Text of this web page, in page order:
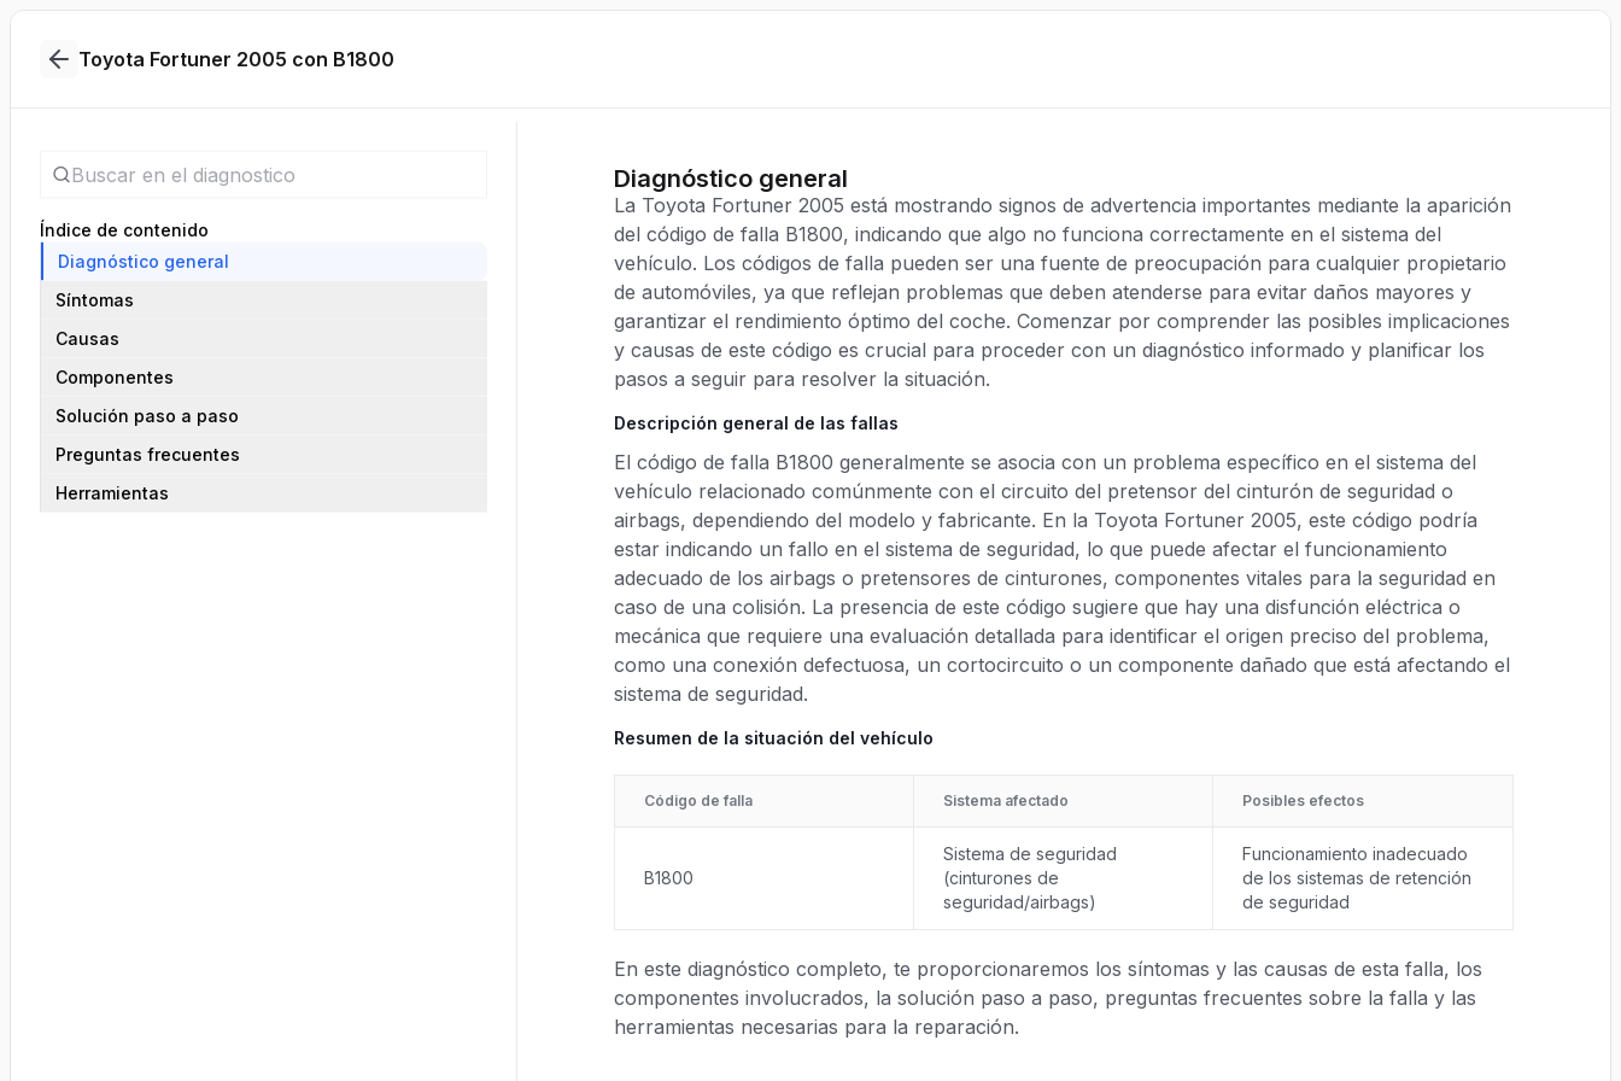
Toyota Fortuner 2005 con B1800
Índice de contenido
Diagnóstico general
Síntomas
Causas
Componentes
Solución paso a paso
Preguntas frecuentes
Herramientas
Diagnóstico general
La Toyota Fortuner 2005 está mostrando signos de advertencia importantes mediante la aparición
del código de falla B1800, indicando que algo no funciona correctamente en el sistema del
vehículo. Los códigos de falla pueden ser una fuente de preocupación para cualquier propietario
de automóviles, ya que reflejan problemas que deben atenderse para evitar daños mayores y
garantizar el rendimiento óptimo del coche. Comenzar por comprender las posibles implicaciones
y causas de este código es crucial para proceder con un diagnóstico informado y planificar los
pasos a seguir para resolver la situación.
Descripción general de las fallas
El código de falla B1800 generalmente se asocia con un problema específico en el sistema del
vehículo relacionado comúnmente con el circuito del pretensor del cinturón de seguridad o
airbags, dependiendo del modelo y fabricante. En la Toyota Fortuner 2005, este código podría
estar indicando un fallo en el sistema de seguridad, lo que puede afectar el funcionamiento
adecuado de los airbags o pretensores de cinturones, componentes vitales para la seguridad en
caso de una colisión. La presencia de este código sugiere que hay una disfunción eléctrica o
mecánica que requiere una evaluación detallada para identificar el origen preciso del problema,
como una conexión defectuosa, un cortocircuito o un componente dañado que está afectando el
sistema de seguridad.
Resumen de la situación del vehículo
Código de falla Sistema afectado Posibles efectos
B1800
Sistema de seguridad
(cinturones de
seguridad/airbags)
Funcionamiento inadecuado
de los sistemas de retención
de seguridad
En este diagnóstico completo, te proporcionaremos los síntomas y las causas de esta falla, los
componentes involucrados, la solución paso a paso, preguntas frecuentes sobre la falla y las
herramientas necesarias para la reparación.